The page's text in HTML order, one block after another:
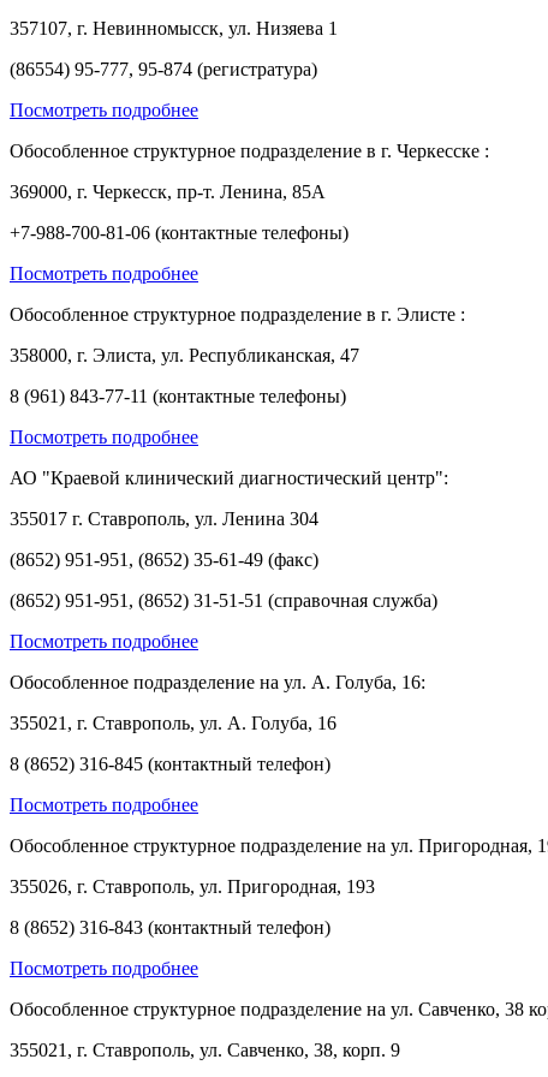
357107, г. Невинномысск, ул. Низяева 1
(86554) 95-777, 95-874 (регистратура)
Посмотреть подробнее
Обособленное структурное подразделение в г. Черкесске :
369000, г. Черкесск, пр-т. Ленина, 85А
+7-988-700-81-06 (контактные телефоны)
Посмотреть подробнее
Обособленное структурное подразделение в г. Элисте :
358000, г. Элиста, ул. Республиканская, 47
8 (961) 843-77-11 (контактные телефоны)
Посмотреть подробнее
АО "Краевой клинический диагностический центр":
355017 г. Ставрополь, ул. Ленина 304
(8652) 951-951, (8652) 35-61-49 (факс)
(8652) 951-951, (8652) 31-51-51 (справочная служба)
Посмотреть подробнее
Обособленное подразделение на ул. А. Голуба, 16:
355021, г. Ставрополь, ул. А. Голуба, 16
8 (8652) 316-845 (контактный телефон)
Посмотреть подробнее
Обособленное структурное подразделение на ул. Пригородная,
355026, г. Ставрополь, ул. Пригородная, 193
8 (8652) 316-843 (контактный телефон)
Посмотреть подробнее
Обособленное структурное подразделение на ул. Савченко, 38
355021, г. Ставрополь, ул. Савченко, 38, корп. 9